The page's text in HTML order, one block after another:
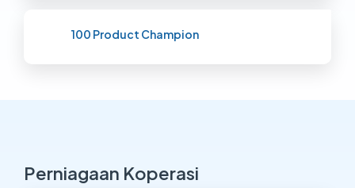
100 Product Champion
Perniagaan Koperasi